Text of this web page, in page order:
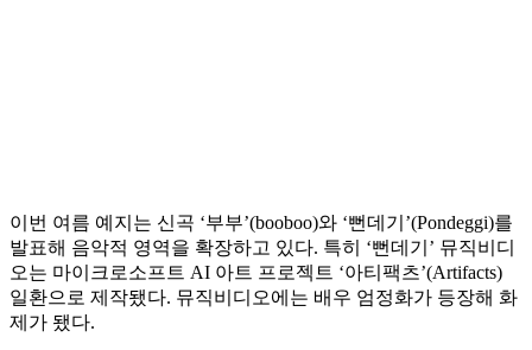
이번 여름 예지는 신곡 ‘부부’(booboo)와 ‘뻔데기’(Pondeggi)를
발표해 음악적 영역을 확장하고 있다. 특히 ‘뻔데기’ 뮤직비디
오는 마이크로소프트 AI 아트 프로젝트 ‘아티팩츠’(Artifacts)
일환으로 제작됐다. 뮤직비디오에는 배우 엄정화가 등장해 화
제가 됐다.